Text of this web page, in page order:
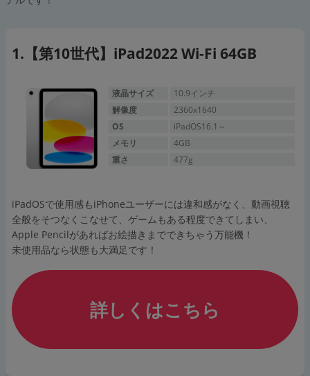
【第10世代】iPad2022 Wi-Fi 64GB
液晶サイズ
10.9インチ
解像度
2360x1640
OS
iPadOS16.1～
メモリ
4GB
重さ
477g
iPadOSで使用感もiPhoneユーザーには違和感がなく、動画視聴
全般をそつなくこなせて、ゲームもある程度できてしまい、
Apple Pencilがあればお絵描きまでできちゃう万能機！
未使用品なら状態も大満足です！
詳しくはこちら